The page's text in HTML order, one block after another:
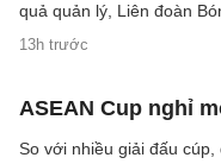
13h trước
quả quản lý, Liên đoàn
(VFF) đã chính thức thông
ASEAN Cup nghỉ
So với nhiều giải đấu cúp,